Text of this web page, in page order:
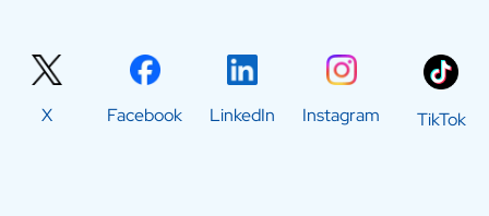
X Facebook LinkedIn Instagram TikTok